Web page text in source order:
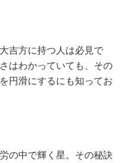
吉方に持つ人は必見で
はわかっていても、その
円滑にするにも知ってお
の中で輝く星。その秘訣